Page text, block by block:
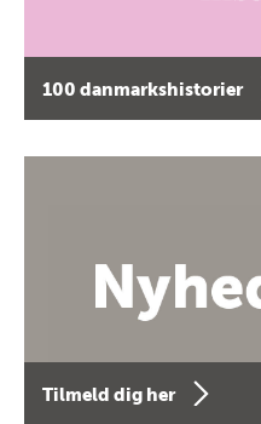
100 danmarkshistorier
Tilmeld dig her